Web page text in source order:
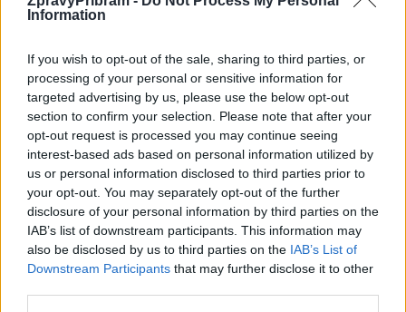
Information
If you wish to opt-out of the sale, sharing to third parties, or
processing of your personal or sensitive information for
targeted advertising by us, please use the below opt-out
section to confirm your selection. Please note that after your
opt-out request is processed you may continue seeing
interest-based ads based on personal information utilized by
us or personal information disclosed to third parties prior to
your opt-out. You may separately opt-out of the further
disclosure of your personal information by third parties on the
IAB’s list of downstream participants. This information may
also be disclosed by us to third parties on the IAB’s List of
Downstream Participants that may further disclose it to other
Předchozí článek Následující článek
držitelů ZTP a ZTP/P
SOUVISEJÍCÍ ČLÁNKY
VÍCE OD AUTORA
Krimi
Vykradených aut na Příbramsku přibylo.
Policie připomíná: Auto není trezor
Každý sedmý řidič měl problém. Policie